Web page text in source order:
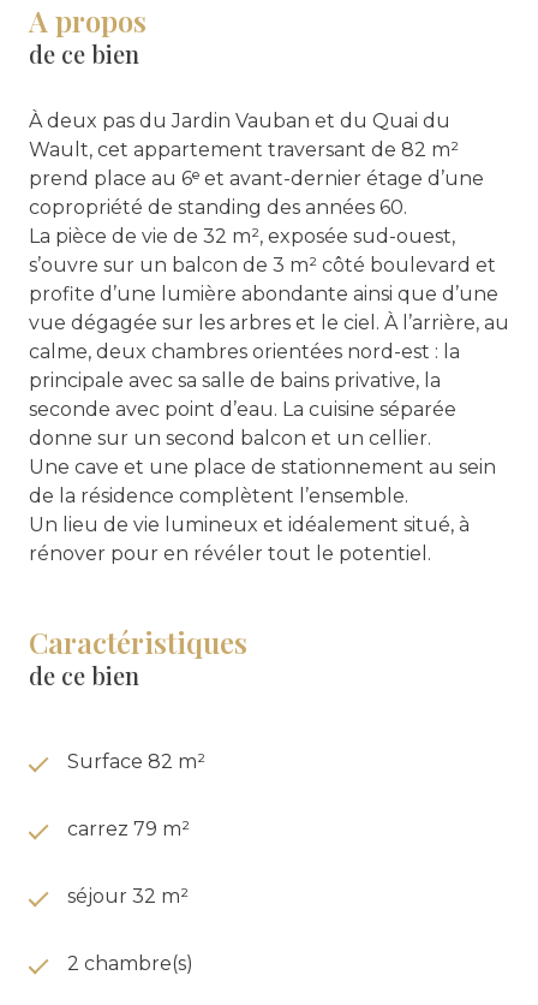
A propos
de ce bien
À deux pas du Jardin Vauban et du Quai du
Wault, cet appartement traversant de 82 m²
prend place au 6ᵉ et avant-dernier étage d’une
copropriété de standing des années 60.
La pièce de vie de 32 m², exposée sud-ouest,
s’ouvre sur un balcon de 3 m² côté boulevard et
profite d’une lumière abondante ainsi que d’une
vue dégagée sur les arbres et le ciel. À l’arrière, au
calme, deux chambres orientées nord-est : la
principale avec sa salle de bains privative, la
seconde avec point d’eau. La cuisine séparée
donne sur un second balcon et un cellier.
Une cave et une place de stationnement au sein
de la résidence complètent l’ensemble.
Un lieu de vie lumineux et idéalement situé, à
rénover pour en révéler tout le potentiel.
Caractéristiques
de ce bien
Surface 82 m²
carrez 79 m²
séjour 32 m²
2 chambre(s)